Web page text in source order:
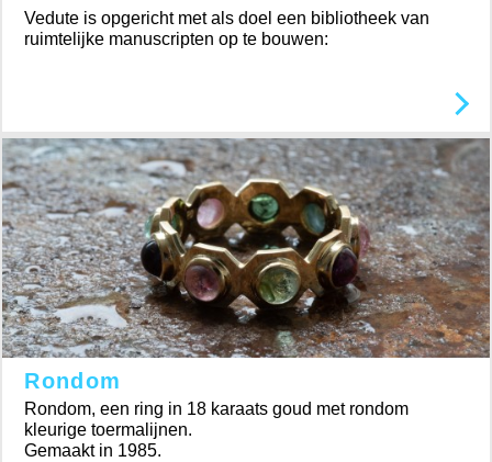
Vedute is opgericht met als doel een bibliotheek van
ruimtelijke manuscripten op te bouwen:
Rondom
Rondom, een ring in 18 karaats goud met rondom
kleurige toermalijnen.
Gemaakt in 1985.